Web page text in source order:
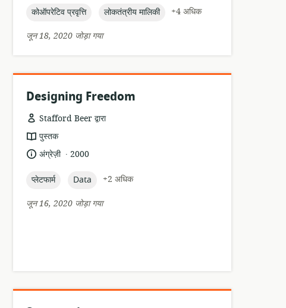
topic:
कोऑपरेटिव प्रवृत्ति topic:
लोकतंत्रीय मालिकी
+4 अधिक
जून 18, 2020 जोड़ा गया
Designing Freedom
Stafford Beer द्वारा
संसाधन
प्रारूप:
पुस्तक
भाषा:अंग्रेज़ी .
प्रकाशन
2000
topic:
प्लेटफार्म topic:
Data
+2 अधिक
जून 16, 2020 जोड़ा गया